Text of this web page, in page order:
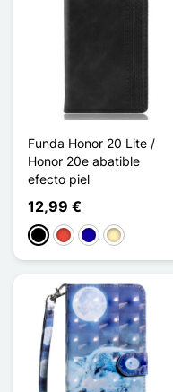
Funda Honor 20 Lite /
Honor 20e abatible
efecto piel
12,99 €
NegroRojoAzul oscuro
Marrón claro